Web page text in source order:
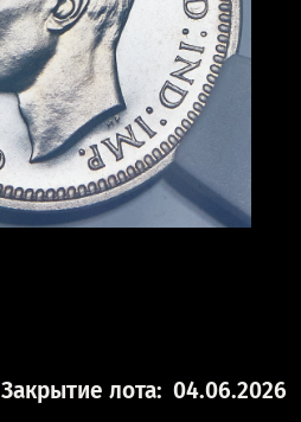
Закрытие лота: 04.06.2026